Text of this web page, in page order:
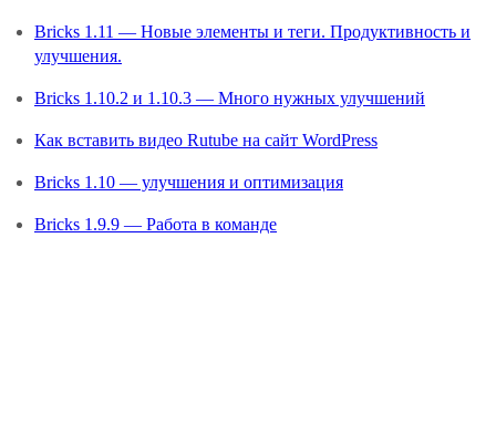
Bricks 1.11 — Новые элементы и теги. Продуктивность и
улучшения.
Bricks 1.10.2 и 1.10.3 — Много нужных улучшений
Как вставить видео Rutube на сайт WordPress
Bricks 1.10 — улучшения и оптимизация
Bricks 1.9.9 — Работа в команде